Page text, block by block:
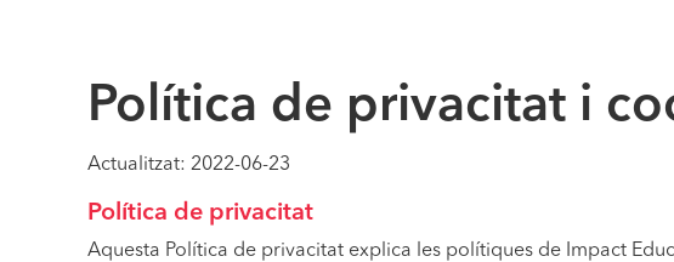
Política de privacitat i
Actualitzat: 2022-06-23
Política de privacitat
Aquesta Política de privacitat explica les polítiques de Impact